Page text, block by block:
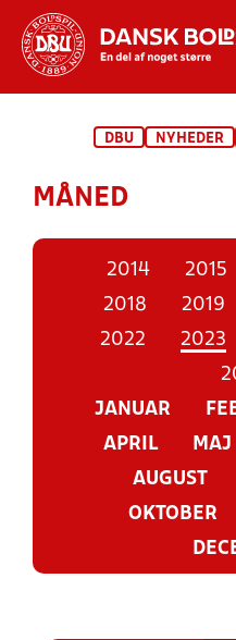
STILLINGER,
DBU NYHEDER
MÅNED
2014 2015
2018
2019
2022
2023
JANUAR
APRIL
MAJ
AUGUST
OKTOBER